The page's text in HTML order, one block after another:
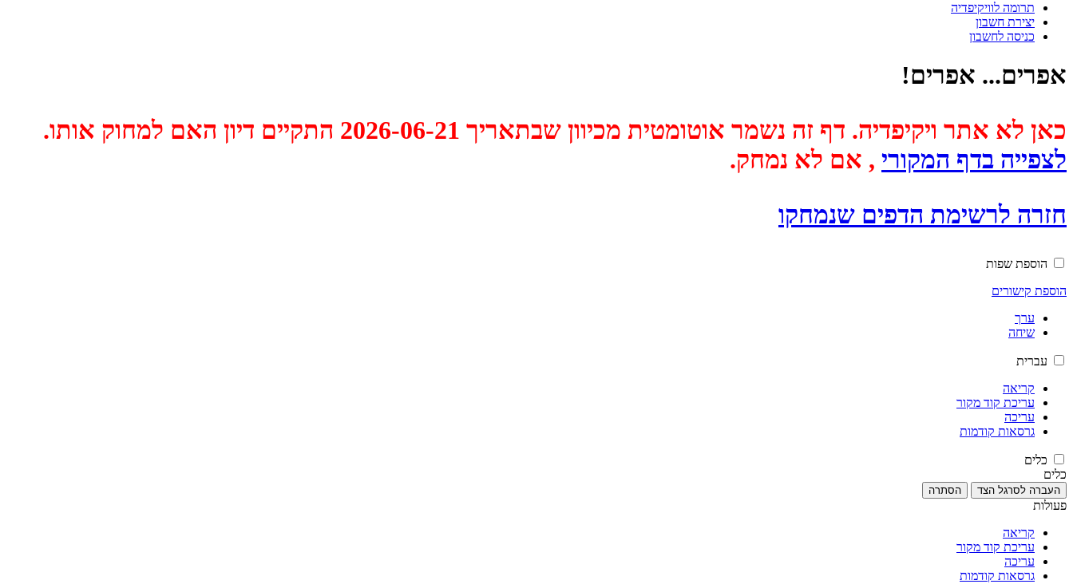
תרומה לוויקיפדיה
יצירת חשבון
כניסה לחשבון
אפרים... אפרים!
כאן לא אתר ויקיפדיה. דף זה נשמר אוטומטית מכיוון שבתאריך 2026-06-21 התקיים דיון האם למחוק אותו.
לצפייה בדף המקורי , אם לא נמחק.
חזרה לרשימת הדפים שנמחקו
הוספת שפות
הוספת קישורים
ערך
שיחה
עברית
קריאה
עריכת קוד מקור
עריכה
גרסאות קודמות
כלים
כלים
העברה לסרגל הצד הסתרה
פעולות
קריאה
עריכת קוד מקור
עריכה
גרסאות קודמות